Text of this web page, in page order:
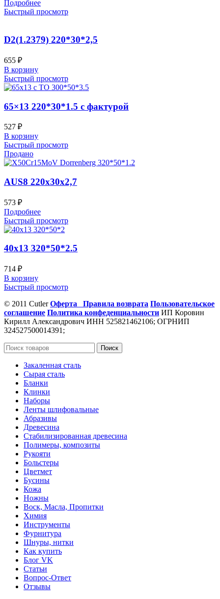
Подробнее
Быстрый просмотр
D2(1.2379) 220*30*2,5
655 ₽
В корзину
Быстрый просмотр
65×13 220*30*1.5 с фактурой
527 ₽
В корзину
Быстрый просмотр
Продано
AUS8 220x30x2,7
573 ₽
Подробнее
Быстрый просмотр
40х13 320*50*2.5
714 ₽
В корзину
Быстрый просмотр
© 2011 CutlerОферта Правила возврата Пользовательское
соглашение Политика конфеденциальности ИП Коровин
Кирилл Александрович ИНН 525821462106; ОГРНИП
324527500014391;
Поиск
Закаленная сталь
Сырая сталь
Бланки
Клинки
Наборы
Ленты шлифовальные
Абразивы
Древесина
Стабилизированная древесина
Полимеры, композиты
Рукояти
Больстеры
Цветмет
Бусины
Кожа
Ножны
Воск, Масла, Пропитки
Химия
Инструменты
Фурнитура
Шнуры, нитки
Как купить
Блог VK
Статьи
Вопрос-Ответ
Отзывы